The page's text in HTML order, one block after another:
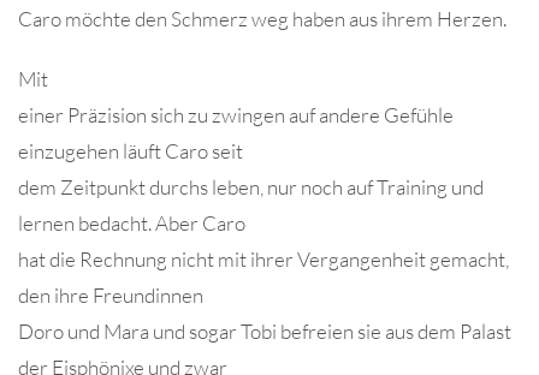
Caro möchte den Schmerz weg haben aus ihrem Herzen.
Mit
einer Präzision sich zu zwingen auf andere Gefühle
einzugehen läuft Caro seit
dem Zeitpunkt durchs leben, nur noch auf Training und
lernen bedacht. Aber Caro
hat die Rechnung nicht mit ihrer Vergangenheit gemacht,
den ihre Freundinnen
Doro und Mara und sogar Tobi befreien sie aus dem Palast
der Eisphönixe und zwar